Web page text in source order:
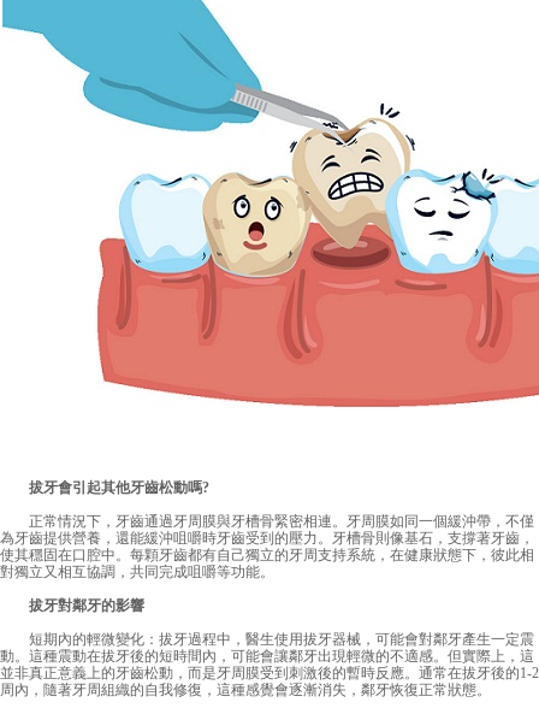
拔牙會引起其他牙齒松動嗎?
正常情況下，牙齒通過牙周膜與牙槽骨緊密相連。牙周膜如同一個緩沖帶，不僅
為牙齒提供營養，還能緩沖咀嚼時牙齒受到的壓力。牙槽骨則像基石，支撐著牙齒，
使其穩固在口腔中。每顆牙齒都有自己獨立的牙周支持系統，在健康狀態下，彼此相
對獨立又相互協調，共同完成咀嚼等功能。
拔牙對鄰牙的影響
短期內的輕微變化：拔牙過程中，醫生使用拔牙器械，可能會對鄰牙產生一定震
動。這種震動在拔牙後的短時間內，可能會讓鄰牙出現輕微的不適感。但實際上，這
並非真正意義上的牙齒松動，而是牙周膜受到刺激後的暫時反應。通常在拔牙後的1-2
周內，隨著牙周組織的自我修復，這種感覺會逐漸消失，鄰牙恢復正常狀態。